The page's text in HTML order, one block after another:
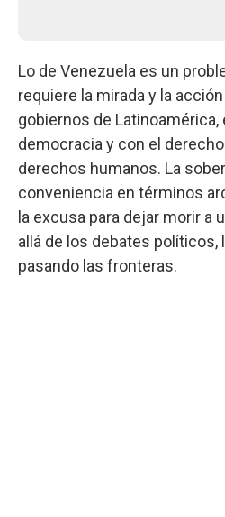
Lo de Venezuela es un
requiere la mirada y la
gobiernos de
democracia y con el
derechos humanos. La
conveniencia en términos
la excusa para dejar morir a
allá de los debates políticos,
pasando las fronteras.